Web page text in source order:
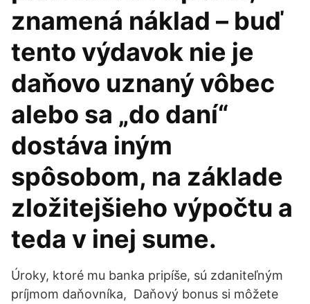
znamená náklad – buď
tento výdavok nie je
daňovo uznaný vôbec
alebo sa „do daní“
dostáva iným
spôsobom, na základe
zložitejšieho výpočtu a
teda v inej sume.
Úroky, ktoré mu banka pripíše, sú zdaniteľným
príjmom daňovníka, Daňový bonus si môžete